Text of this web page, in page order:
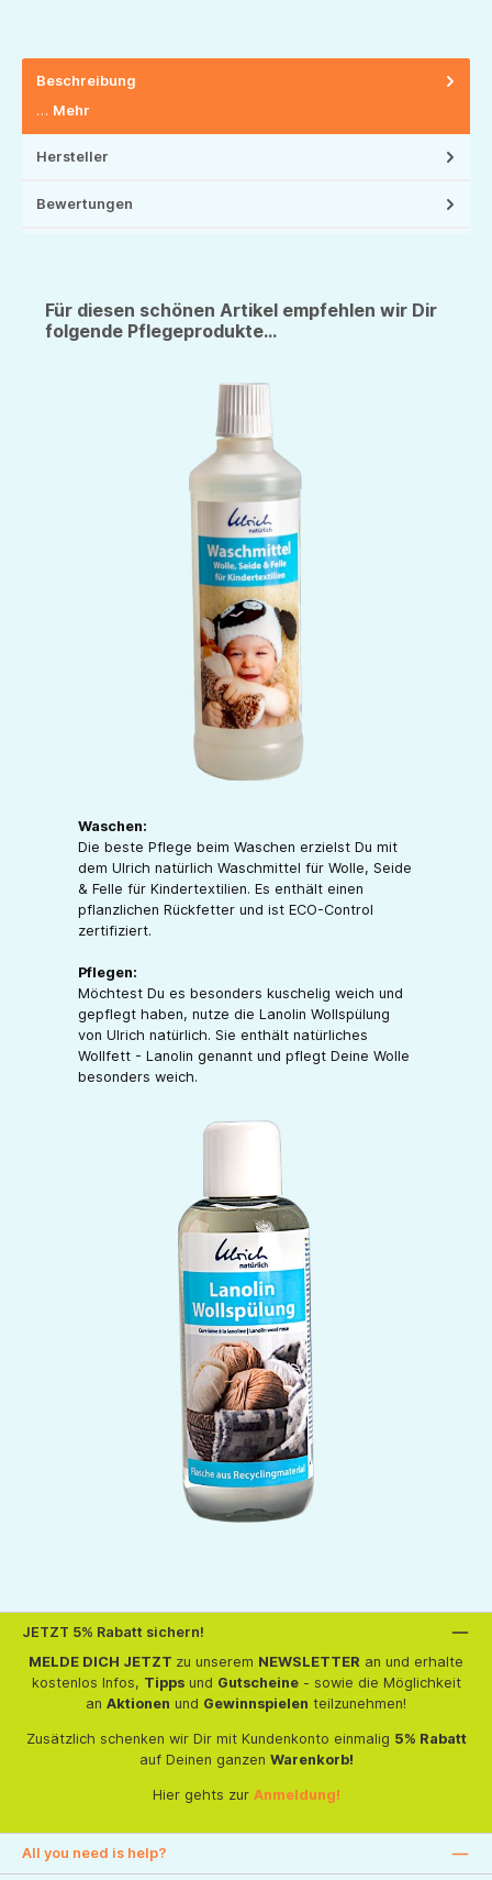
Beschreibung
… Mehr
Hersteller
Bewertungen
Für diesen schönen Artikel empfehlen wir Dir
folgende Pflegeprodukte...
Waschen:
Die beste Pflege beim Waschen erzielst Du mit
dem Ulrich natürlich Waschmittel für Wolle, Seide
& Felle für Kindertextilien. Es enthält einen
pflanzlichen Rückfetter und ist ECO-Control
zertifiziert.
Pflegen:
Möchtest Du es besonders kuschelig weich und
gepflegt haben, nutze die Lanolin Wollspülung
von Ulrich natürlich. Sie enthält natürliches
Wollfett - Lanolin genannt und pflegt Deine Wolle
besonders weich.
JETZT 5% Rabatt sichern!
MELDE DICH JETZT zu unserem NEWSLETTER an und erhalte
kostenlos Infos, Tippsund Gutscheine- sowie die Möglichkeit
an Aktionen und Gewinnspielen teilzunehmen!
Zusätzlich schenken wir Dir mit Kundenkonto einmalig 5% Rabatt
auf Deinen ganzen Warenkorb!
Hier gehts zur Anmeldung!
All you need is help?